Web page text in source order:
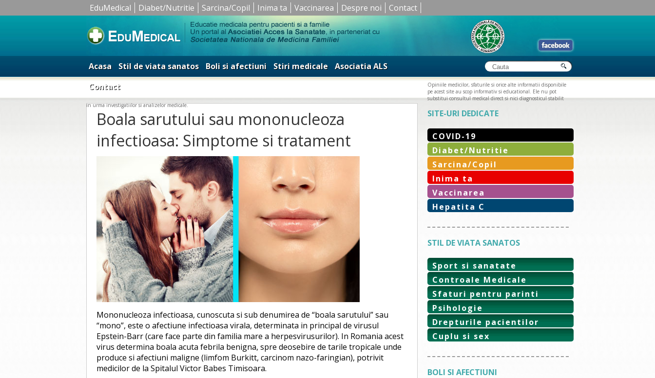
EduMedical Diabet/Nutritie Sarcina/Copil Inima ta Vaccinarea Despre noi Contact
Acasa Stil de viata sanatos Boli si afectiuni Stiri medicale
Asociatia ALS
Contact
Opiniile medicilor, sfaturile si orice alte informatii disponibile
pe acest site au scop informativ si educational. Ele nu pot
substitui consultul medical direct si nici diagnosticul stabilit
in urma investigatiilor si analizelor medicale.
Boala sarutului sau mononucleoza
infectioasa: Simptome si tratament
Mononucleoza infectioasa, cunoscuta si sub denumirea de “boala sarutului” sau
“mono”, este o afectiune infectioasa virala, determinata in principal de virusul
Epstein-Barr (care face parte din familia mare a herpesvirusurilor). In Romania acest
virus determina boala acuta febrila benigna, spre deosebire de tarile tropicale unde
produce si afectiuni maligne (limfom Burkitt, carcinom nazo-faringian), potrivit
medicilor de la Spitalul Victor Babes Timisoara.
SITE-URI DEDICATE
COVID-19
Diabet/Nutritie
Sarcina/Copil
Inima ta
Vaccinarea
Hepatita C
STIL DE VIATA SANATOS
Sport si sanatate
Controale Medicale
Sfaturi pentru parinti
Psihologie
Drepturile pacientilor
Cuplu si sex
BOLI SI AFECTIUNI